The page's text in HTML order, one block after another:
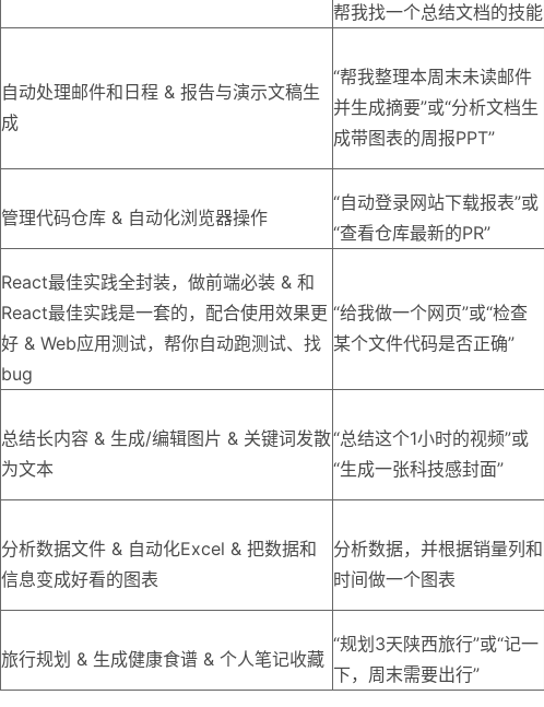
帮我找一个总结文档的技能
自动处理邮件和日程 & 报告与演示文稿生
成
“帮我整理本周末未读邮件
并生成摘要”或“分析文档生
成带图表的周报PPT”
管理代码仓库 & 自动化浏览器操作
“自动登录网站下载报表”或
“查看仓库最新的PR”
React最佳实践全封装，做前端必装 & 和
React最佳实践是一套的，配合使用效果更
好 & Web应用测试，帮你自动跑测试、找
bug
“给我做一个网页”或“检查
某个文件代码是否正确”
总结长内容 & 生成/编辑图片 & 关键词发散
为文本
“总结这个1小时的视频”或
“生成一张科技感封面”
分析数据文件 & 自动化Excel & 把数据和
信息变成好看的图表
分析数据，并根据销量列和
时间做一个图表
旅行规划 & 生成健康食谱 & 个人笔记收藏
“规划3天陕西旅行”或“记一
下，周末需要出行”